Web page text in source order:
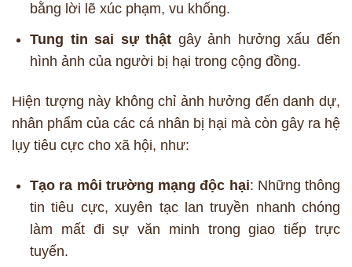
bằng lời lẽ xúc phạm, vu khống.
Tung tin sai sự thật gây ảnh hưởng xấu đến
hình ảnh của người bị hại trong cộng đồng.
Hiện tượng này không chỉ ảnh hưởng đến danh dự,
nhân phẩm của các cá nhân bị hại mà còn gây ra hệ
lụy tiêu cực cho xã hội, như:
Tạo ra môi trường mạng độc hại: Những thông
tin tiêu cực, xuyên tạc lan truyền nhanh chóng
làm mất đi sự văn minh trong giao tiếp trực
tuyến.